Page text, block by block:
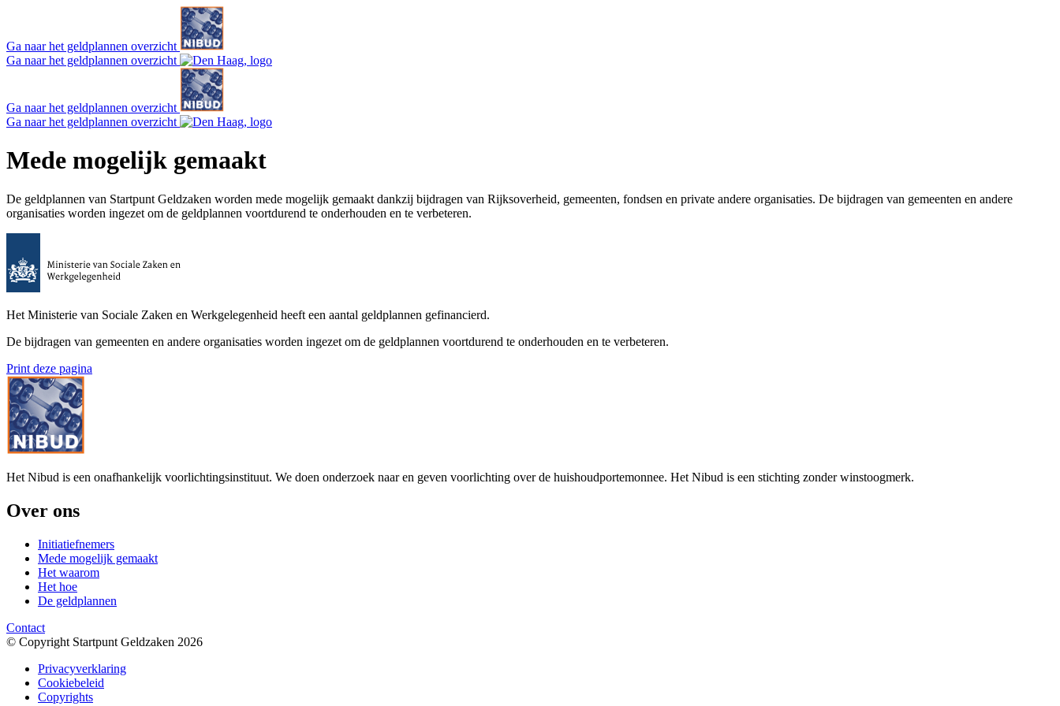
Ga naar het geldplannen overzicht
Ga naar het geldplannen overzicht
Ga naar het geldplannen overzicht
Ga naar het geldplannen overzicht
Mede mogelijk gemaakt
De geldplannen van Startpunt Geldzaken worden mede mogelijk gemaakt dankzij bijdragen van Rijksoverheid, gemeenten, fondsen en private andere organisaties. De bijdragen van gemeenten en andere
organisaties worden ingezet om de geldplannen voortdurend te onderhouden en te verbeteren.
Het Ministerie van Sociale Zaken en Werkgelegenheid heeft een aantal geldplannen gefinancierd.
De bijdragen van gemeenten en andere organisaties worden ingezet om de geldplannen voortdurend te onderhouden en te verbeteren.
Print deze pagina
Het Nibud is een onafhankelijk voorlichtingsinstituut. We doen onderzoek naar en geven voorlichting over de huishoudportemonnee. Het Nibud is een stichting zonder winstoogmerk.
Over ons
Initiatiefnemers
Mede mogelijk gemaakt
Het waarom
Het hoe
De geldplannen
Contact
© Copyright Startpunt Geldzaken 2026
Privacyverklaring
Cookiebeleid
Copyrights